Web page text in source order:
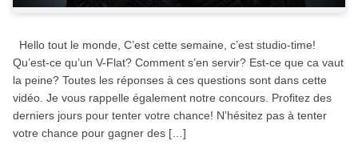
Hello tout le monde, C’est cette semaine, c’est studio-time!
Qu’est-ce qu’un V-Flat? Comment s’en servir? Est-ce que ca vaut
la peine? Toutes les réponses à ces questions sont dans cette
vidéo. Je vous rappelle également notre concours. Profitez des
derniers jours pour tenter votre chance! N’hésitez pas à tenter
votre chance pour gagner des […]